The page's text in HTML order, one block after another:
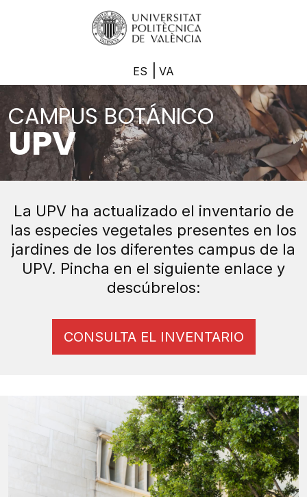
ES VA
CAMPUS BOTÁNICO
UPV
La UPV ha actualizado el inventario de
las especies vegetales presentes en los
jardines de los diferentes campus de la
UPV. Pincha en el siguiente enlace y
descúbrelos:
CONSULTA EL INVENTARIO